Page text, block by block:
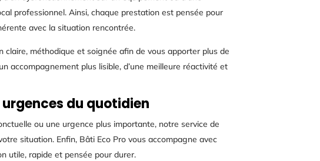
professionnel. Ainsi, chaque prestation est pensée pour
avec la situation rencontrée.
claire, méthodique et soignée afin de vous apporter plus de
accompagnement plus lisible, d’une meilleure réactivité et
du quotidien
ou une urgence plus importante, notre service de
situation. Enfin, Bâti Eco Pro vous accompagne avec
utile, rapide et pensée pour durer.